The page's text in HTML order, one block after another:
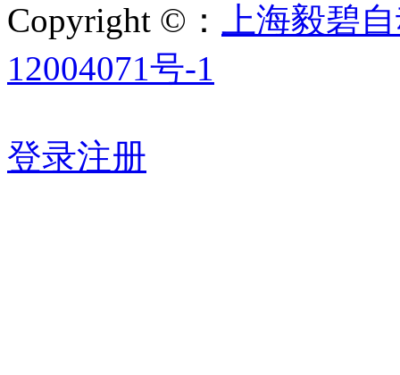
Copyright ©：
上海毅碧
12004071号-1
登录注册